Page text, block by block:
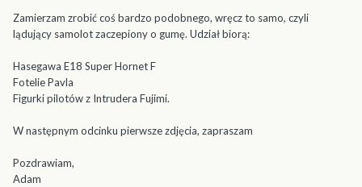
Zamierzam zrobić coś bardzo podobnego, wręcz to samo, czyli
lądujący samolot zaczepiony o gumę. Udział biorą:
Hasegawa E18 Super Hornet F
Fotelie Pavla
Figurki pilotów z Intrudera Fujimi.
W następnym odcinku pierwsze zdjęcia, zapraszam
Pozdrawiam,
Adam